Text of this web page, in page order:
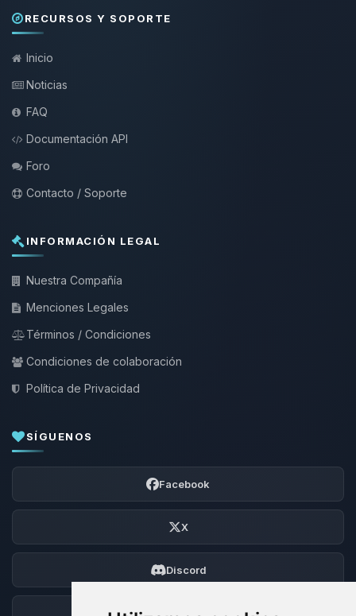
RECURSOS Y SOPORTE
Inicio
Noticias
FAQ
Documentación API
Foro
Contacto / Soporte
INFORMACIÓN LEGAL
Nuestra Compañía
Menciones Legales
Términos / Condiciones
Condiciones de colaboración
Política de Privacidad
SÍGUENOS
Facebook
X
Discord
Foro